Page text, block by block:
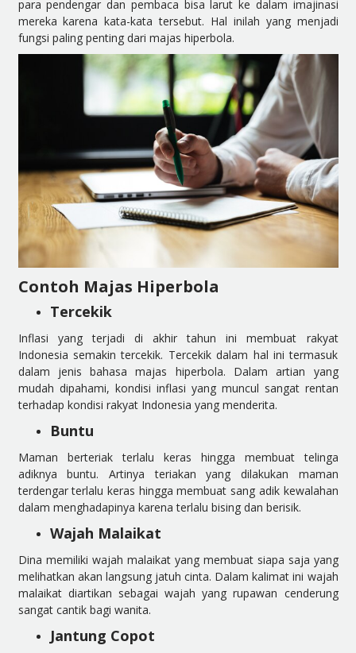
para pendengar dan pembaca bisa larut ke dalam imajinasi
mereka karena kata-kata tersebut. Hal inilah yang menjadi
fungsi paling penting dari majas hiperbola.
Contoh Majas Hiperbola
Tercekik
Inflasi yang terjadi di akhir tahun ini membuat rakyat
Indonesia semakin tercekik. Tercekik dalam hal ini termasuk
dalam jenis bahasa majas hiperbola. Dalam artian yang
mudah dipahami, kondisi inflasi yang muncul sangat rentan
terhadap kondisi rakyat Indonesia yang menderita.
Buntu
Maman berteriak terlalu keras hingga membuat telinga
adiknya buntu. Artinya teriakan yang dilakukan maman
terdengar terlalu keras hingga membuat sang adik kewalahan
dalam menghadapinya karena terlalu bising dan berisik.
Wajah Malaikat
Dina memiliki wajah malaikat yang membuat siapa saja yang
melihatkan akan langsung jatuh cinta. Dalam kalimat ini wajah
malaikat diartikan sebagai wajah yang rupawan cenderung
sangat cantik bagi wanita.
Jantung Copot